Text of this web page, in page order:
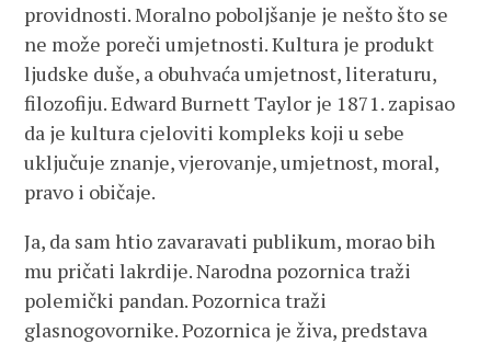
providnosti. Moralno poboljšanje je nešto što se
ne može poreči umjetnosti. Kultura je produkt
ljudske duše, a obuhvaća umjetnost, literaturu,
filozofiju. Edward Burnett Taylor je 1871. zapisao
da je kultura cjeloviti kompleks koji u sebe
uključuje znanje, vjerovanje, umjetnost, moral,
pravo i običaje.
Ja, da sam htio zavaravati publikum, morao bih
mu pričati lakrdije. Narodna pozornica traži
polemički pandan. Pozornica traži
glasnogovornike. Pozornica je živa, predstava